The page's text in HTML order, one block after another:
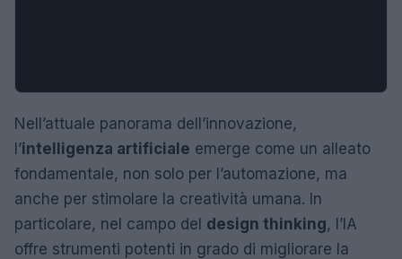
Nell’attuale panorama dell’innovazione,
l’intelligenza artificiale emerge come un alleato
fondamentale, non solo per l’automazione, ma
anche per stimolare la creatività umana. In
particolare, nel campo del design thinking, l’IA
offre strumenti potenti in grado di migliorare la